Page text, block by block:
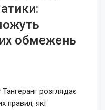
обмежень
розглядає
правил, які